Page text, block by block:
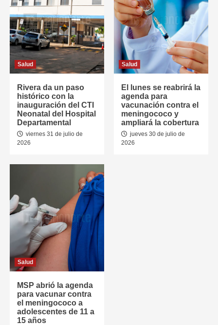
Salud
Rivera da un paso
histórico con la
inauguración del CTI
Neonatal del Hospital
Departamental
viernes 31 de julio de
2026
Salud
El lunes se reabrirá la
agenda para
vacunación contra el
meningococo y
ampliará la cobertura
jueves 30 de julio de
2026
Salud
MSP abrió la agenda
para vacunar contra
el meningococo a
adolescentes de 11 a
15 años